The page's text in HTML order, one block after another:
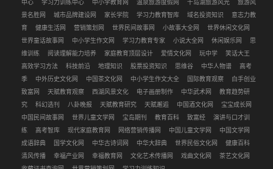
中心
学习力训练中心 中小学教育网 温泉旅游度假网 千岛湖旅游风光
旅游风
景名胜网
城市品牌建设网 家长学院 学习力教育智库 域名投资知识
意志力教
育
健康生活网 营销策划网 世界民间故事网 小故事大全网
世界休闲文化网
世界童话故事网
中小学生作文网 学习力教育专家 小说大全网 休闲娱乐网
思
维训练
阅读理解能力培养 家庭教育顶层设计 爱情文化网 玩中学
笑话大王
高效学习方法
科技前沿 地理知识 股票投资知识 思维谷 中华人物谱
高考
季
中外历史文化网 中国茶文化网 中小学生作文大全 国际教育观察
白手创业
致富网
天赋教育观察 西湖风景文化 电子画册制作 中华武术网
教育趋势研
究
科幻选刊 八卦晚报 天赋教育研究 天赋邂逅 中国酒文化网
宝宝成长网
中国民间故事网
世界儿童文学网 宝岛期刊 教育百科 致富经
演讲与口才训
练
高考智库 现代家庭教育网 网络营销传播网 中国儿童文学网
中国文学网
成语辞典
国学文化网 中华古诗词网 中华大辞典 世界民俗文化网
健康百科
清风传播
幸福产业网 幸福教育网 文化艺术传播网 戏曲文化网
茶艺文化网